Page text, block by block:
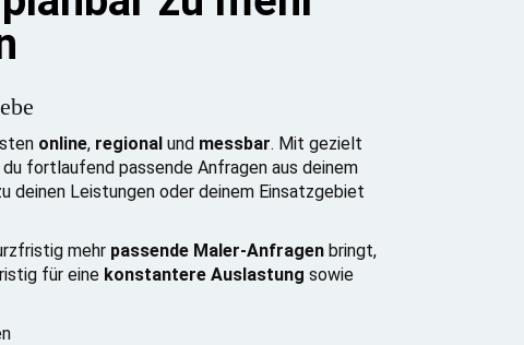
online, regional und messbar. Mit gezielt
fortlaufend passende Anfragen aus deinem
deinen Leistungen oder deinem Einsatzgebiet
mehr passende Maler-Anfragen bringt,
für eine konstantere Auslastung sowie